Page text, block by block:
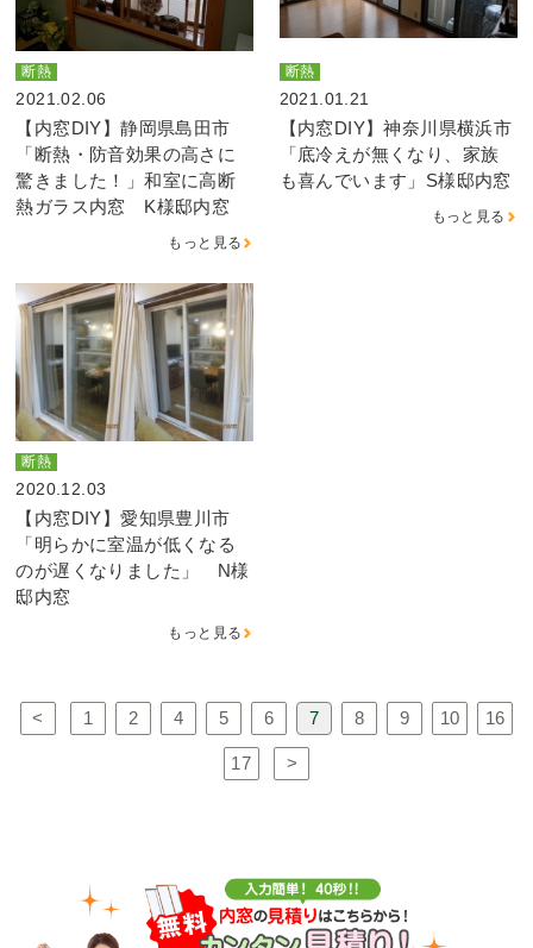
断熱
2021.02.06
【内窓DIY】静岡県島田市
「断熱・防音効果の高さに
驚きました！」和室に高断
熱ガラス内窓 K様邸内窓
もっと見る
断熱
2021.01.21
【内窓DIY】神奈川県横浜市
「底冷えが無くなり、家族
も喜んでいます」S様邸内窓
もっと見る
断熱
2020.12.03
【内窓DIY】愛知県豊川市
「明らかに室温が低くなる
のが遅くなりました」 N様
邸内窓
もっと見る
< 1 2 4 5 6 7 8 9 10 16
17 >